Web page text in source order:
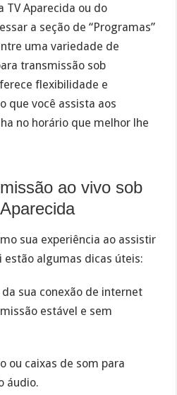
TV Aparecida ou do
a seção de “Programas”
uma variedade de
transmissão sob
flexibilidade e
que você assista aos
no horário que melhor lhe
ao vivo sob
sua experiência ao assistir
estão algumas dicas úteis:
sua conexão de internet
estável e sem
ou caixas de som para
áudio.